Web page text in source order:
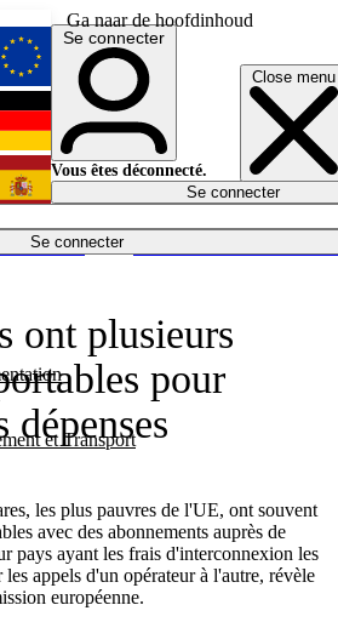
Ga naar de hoofdinhoud
Close menu
Se connecter
et Transport
Économie
English
Deutsch
Español
Se connecter
Vous êtes déconnecté.
Se connecter
ont plusieurs
pour
dépenses
les plus pauvres de l'UE, ont souvent
avec des abonnements auprès de
pays ayant les frais d'interconnexion les
appels d'un opérateur à l'autre, révèle
européenne.